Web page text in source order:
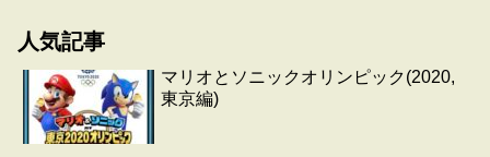
人気記事
マリオとソニックオリンピック(2020,
東京編)